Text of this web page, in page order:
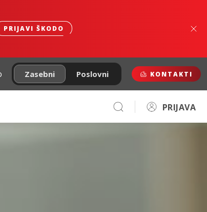
PRIJAVI ŠKODO
Zasebni Poslovni KONTAKTI
PRIJAVA